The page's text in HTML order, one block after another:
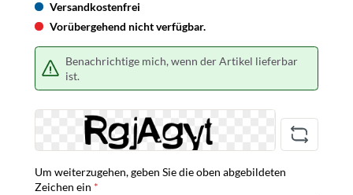
Versandkostenfrei
Vorübergehend nicht verfügbar.
Benachrichtige mich, wenn der Artikel lieferbar
ist.
Um weiterzugehen, geben Sie die oben abgebildeten
Zeichen ein *